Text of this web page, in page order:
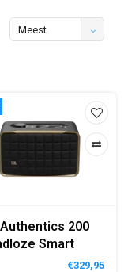
Meest
200
Smart
Speaker Zwart
€329,95